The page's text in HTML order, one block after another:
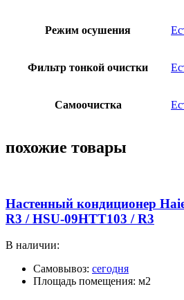
Режим осушения
Фильтр тонкой очистки
Самоочистка
похожие товары
Настенный кондиционер
R3 / HSU-09HTT103 / R3
В наличии:
Самовывоз: сегодня
Площадь помещения: м2